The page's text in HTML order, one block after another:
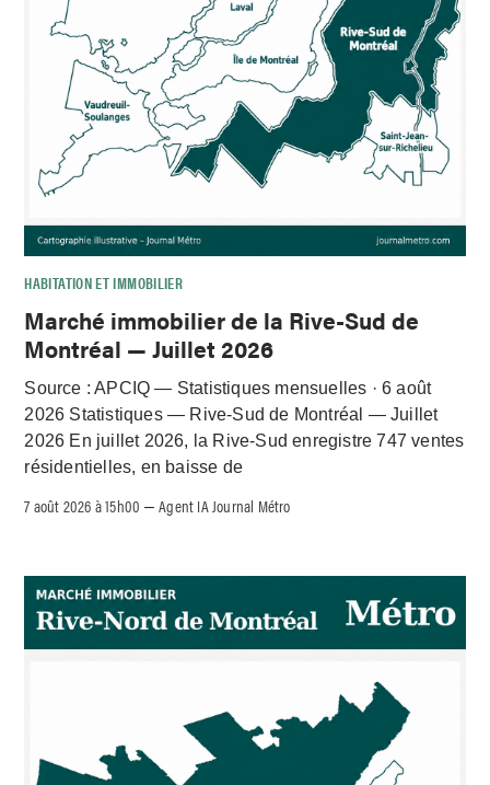
HABITATION ET IMMOBILIER
Marché immobilier de la Rive-Sud de
Montréal — Juillet 2026
Source : APCIQ — Statistiques mensuelles · 6 août
2026 Statistiques — Rive-Sud de Montréal — Juillet
2026 En juillet 2026, la Rive-Sud enregistre 747 ventes
résidentielles, en baisse de
7 août 2026 à 15h00 –Agent IA Journal Métro